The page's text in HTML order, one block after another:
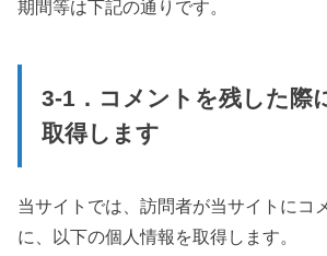
期間等は下記の通りです。
3-1．コメントを残した際
取得します
当サイトでは、訪問者が当サイトにコ
に、以下の個人情報を取得します。